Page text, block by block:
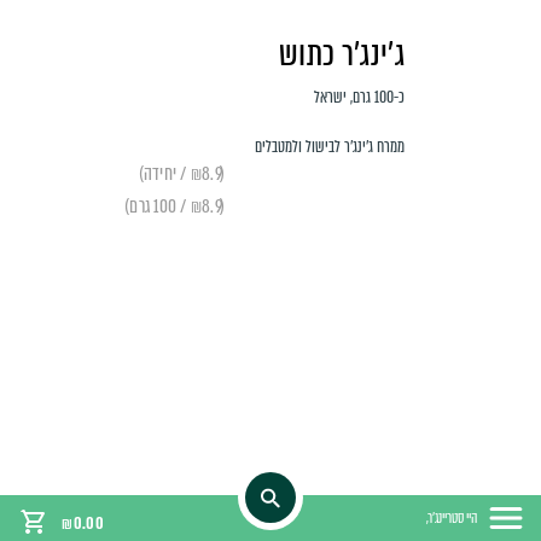
ג'ינג'ר כתוש
כ-100 גרם, ישראל
ממרח ג'ינג'ר לבישול ולמטבלים
(₪8.9 / יחידה)
(₪8.9 / 100 גרם)
היי סטריינג'ר, ₪0.00